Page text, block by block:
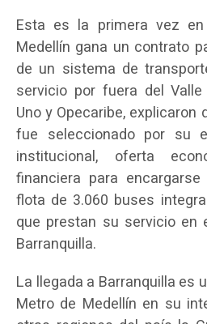
Esta es la primera vez
Medellín gana un contrato
de un sistema de
servicio por fuera del Valle
Uno y Opecaribe, explicaron
fue seleccionado por su
institucional, oferta
financiera para
flota de 3.060 buses
que prestan su servicio en
Barranquilla.
La llegada a Barranquilla es
Metro de Medellín en su